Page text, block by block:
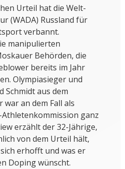
Urteil hat die Welt-
(WADA) Russland für
verbannt.
manipulierten
Behörden, die
bereits im Jahr
Olympiasieger und
Schmidt aus dem
war an dem Fall als
ganz
erzählt der 32-Jährige,
von dem Urteil hält,
erhofft und was er
Doping wünscht.